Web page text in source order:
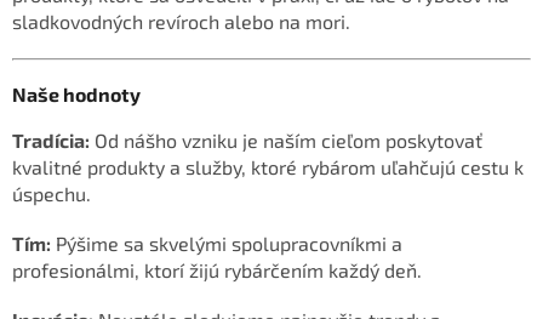
sladkovodných revíroch alebo na mori.
Naše hodnoty
Tradícia: Od nášho vzniku je naším cieľom poskytovať
kvalitné produkty a služby, ktoré rybárom uľahčujú cestu k
úspechu.
Tím: Pýšime sa skvelými spolupracovníkmi a
profesionálmi, ktorí žijú rybárčením každý deň.